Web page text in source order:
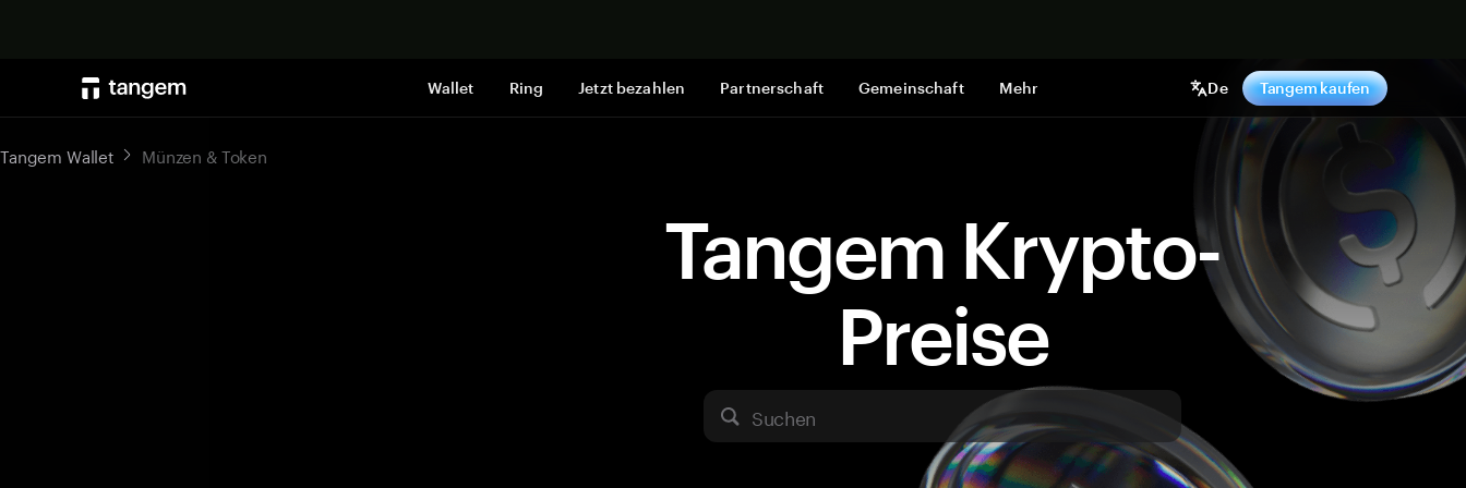
Wallet Ring Jetzt bezahlen Partnerschaft Gemeinschaft Mehr De Tangem kaufen
Tangem Krypto-
Preise
Suchen
Tangem Wallet Münzen & Token